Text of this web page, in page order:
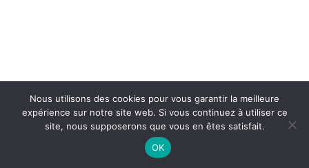
Nous utilisons des cookies pour vous garantir la meilleure
expérience sur notre site web. Si vous continuez à utiliser ce
site, nous supposerons que vous en êtes satisfait.
OK